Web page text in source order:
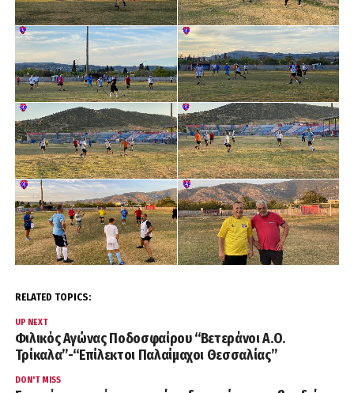
RELATED TOPICS:
UP NEXT
Φιλικός Αγώνας Ποδοσφαίρου “Βετεράνοι Α.Ο.
Τρίκαλα”-“Επίλεκτοι Παλαίμαχοι Θεσσαλίας”
DON'T MISS